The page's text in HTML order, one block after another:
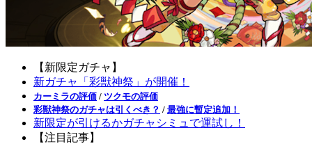
【新限定ガチャ】
新ガチャ「彩獣神祭」が開催！
カーミラの評価 / ツクモの評価
彩獣神祭のガチャは引くべき？ / 最強に暫定追加！
新限定が引けるかガチャシミュで運試し！
【注目記事】